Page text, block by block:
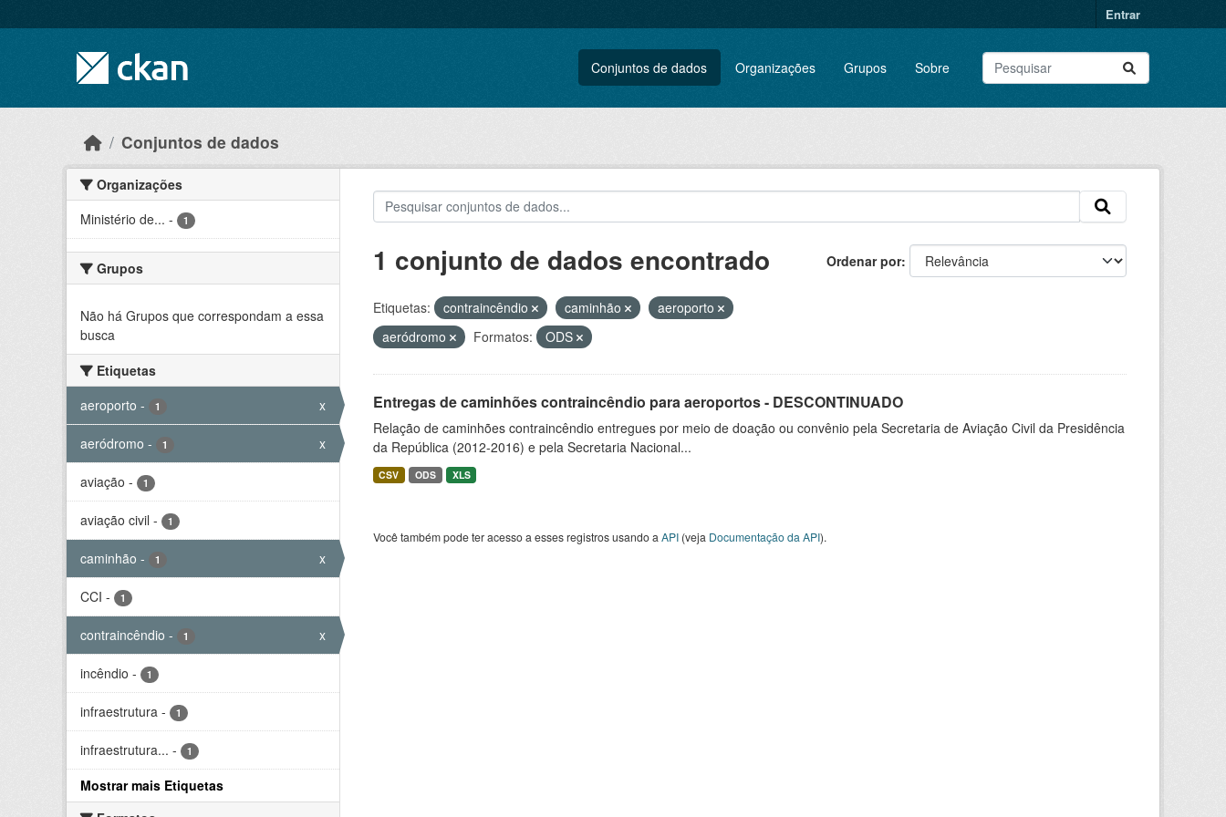
Entrar
Conjuntos de dados Organizações Grupos Sobre
Conjuntos de dados
Organizações
Ministério de... - 1
Grupos
Não há Grupos que correspondam a essa
busca
Etiquetas
aeroporto - 1 x
aeródromo - 1 x
aviação - 1
aviação civil - 1
caminhão - 1 x
CCI - 1
contraincêndio - 1 x
incêndio - 1
infraestrutura - 1
infraestrutura... - 1
Mostrar mais Etiquetas
Ordenar por
1 conjunto de dados encontrado
Etiquetas: contraincêndio caminhão
aeroporto
aeródromo
Formatos: ODS
Entregas de caminhões contraincêndio para aeroportos - DESCONTINUADO
Relação de caminhões contraincêndio entregues por meio de doação ou convênio pela Secretaria de Aviação Civil da Presidência
da República (2012-2016) e pela Secretaria Nacional...
CSV ODS XLS
Você também pode ter acesso a esses registros usando a API(veja Documentação da API).